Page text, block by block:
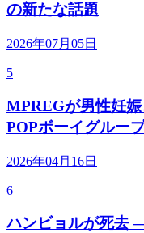
の新たな話題
2026年07月05日
5
MPREGが男性妊
POPボーイグルー
2026年04月16日
6
ハンビョルが死去